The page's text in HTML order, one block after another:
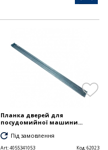
Планка дверей для
посудомийної машини...
Під замовлення
Art:4055341053 Код:62023